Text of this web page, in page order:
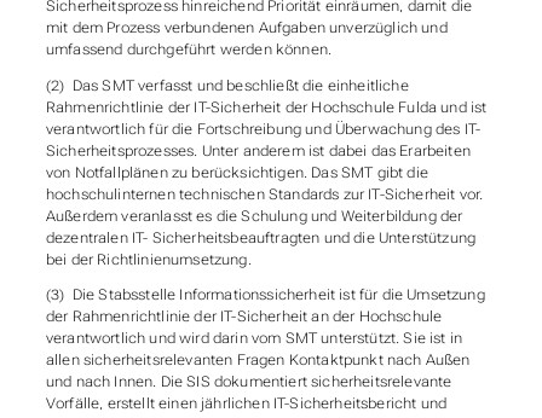
Sicherheitsprozess hinreichend Priorität einräumen, damit die
mit dem Prozess verbundenen Aufgaben unverzüglich und
umfassend durchgeführt werden können.
(2) Das SMT verfasst und beschließt die einheitliche
Rahmenrichtlinie der IT-Sicherheit der Hochschule Fulda und ist
verantwortlich für die Fortschreibung und Überwachung des IT-
Sicherheitsprozesses. Unter anderem ist dabei das Erarbeiten
von Notfallplänen zu berücksichtigen. Das SMT gibt die
hochschulinternen technischen Standards zur IT-Sicherheit vor.
Außerdem veranlasst es die Schulung und Weiterbildung der
dezentralen IT- Sicherheitsbeauftragten und die Unterstützung
bei der Richtlinienumsetzung.
(3) Die Stabsstelle Informationssicherheit ist für die Umsetzung
der Rahmenrichtlinie der IT-Sicherheit an der Hochschule
verantwortlich und wird darin vom SMT unterstützt. Sie ist in
allen sicherheitsrelevanten Fragen Kontaktpunkt nach Außen
und nach Innen. Die SIS dokumentiert sicherheitsrelevante
Vorfälle, erstellt einen jährlichen IT-Sicherheitsbericht und